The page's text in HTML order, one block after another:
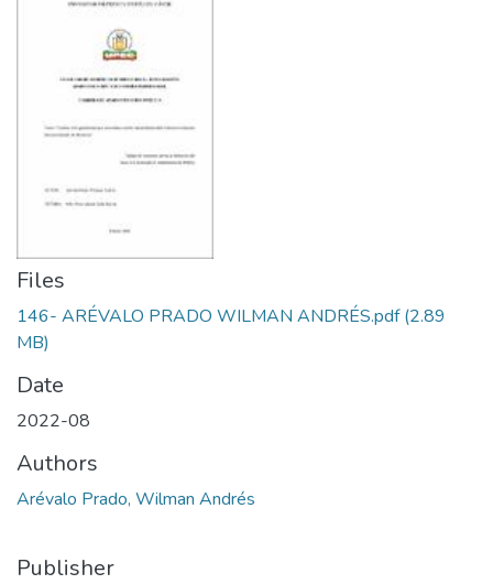
Files
146- ARÉVALO PRADO WILMAN ANDRÉS.pdf(2.89
MB)
Date
2022-08
Authors
Arévalo Prado, Wilman Andrés
Publisher